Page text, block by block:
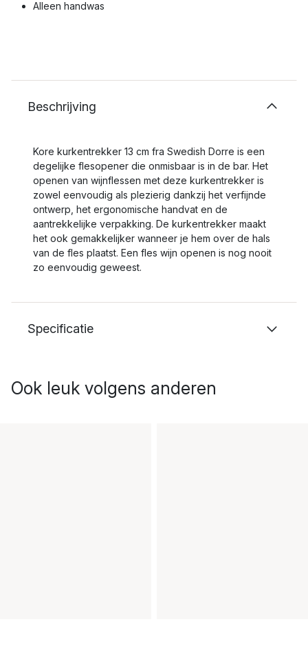
Alleen handwas
Beschrijving
Kore kurkentrekker 13 cm fra Swedish Dorre is een
degelijke flesopener die onmisbaar is in de bar. Het
openen van wijnflessen met deze kurkentrekker is
zowel eenvoudig als plezierig dankzij het verfijnde
ontwerp, het ergonomische handvat en de
aantrekkelijke verpakking. De kurkentrekker maakt
het ook gemakkelijker wanneer je hem over de hals
van de fles plaatst. Een fles wijn openen is nog nooit
zo eenvoudig geweest.
Specificatie
Ook leuk volgens anderen